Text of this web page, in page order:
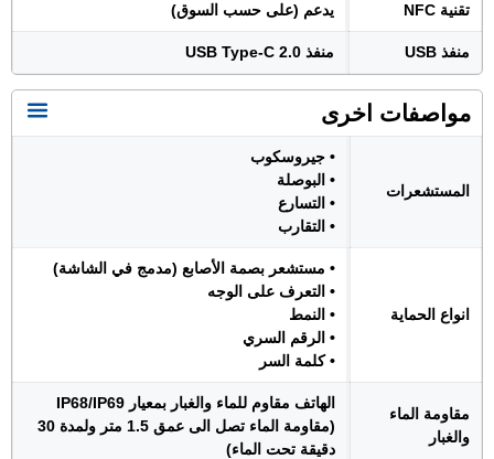
تقنية NFC يدعم (على حسب السوق)
منفذ USB منفذ USB Type-C 2.0
مواصفات اخرى
المستشعرات
• جيروسكوب
• البوصلة
• التسارع
• التقارب
انواع الحماية
• مستشعر بصمة الأصابع (مدمج في الشاشة)
• التعرف على الوجه
• النمط
• الرقم السري
• كلمة السر
مقاومة الماء
والغبار
الهاتف مقاوم للماء والغبار بمعيار IP68/IP69
(مقاومة الماء تصل الى عمق 1.5 متر ولمدة 30
دقيقة تحت الماء)